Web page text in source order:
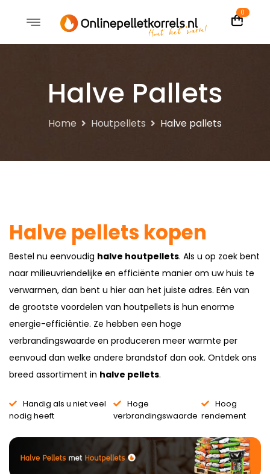
0
Halve Pallets
Home Houtpellets Halve pallets
Halve pellets kopen
Bestel nu eenvoudig halve houtpellets. Als u op zoek bent
naar milieuvriendelijke en efficiënte manier om uw huis te
verwarmen, dan bent u hier aan het juiste adres. Eén van
de grootste voordelen van houtpellets is hun enorme
energie-efficiëntie. Ze hebben een hoge
verbrandingswaarde en produceren meer warmte per
eenvoud dan welke andere brandstof dan ook. Ontdek ons
breed assortiment in halve pellets.
Handig als u niet veel
nodig heeft
Hoge
verbrandingswaarde
Hoog
rendement